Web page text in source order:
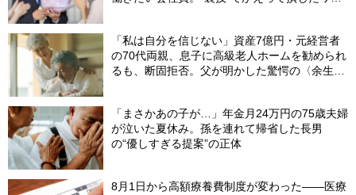
「私は自分を信じない」資産7億円・元経営者
の70代両親、息子に高級老人ホームを勧められ
るも、断固拒否。父が明かした驚愕の〈余生計
「まさかあの子が…」年金月24万円の75歳夫婦
が泣いた夏休み。孫を連れて帰省した長男
の“優しすぎる提案”の正体
8月1日から高額療養費制度が変わった――医療